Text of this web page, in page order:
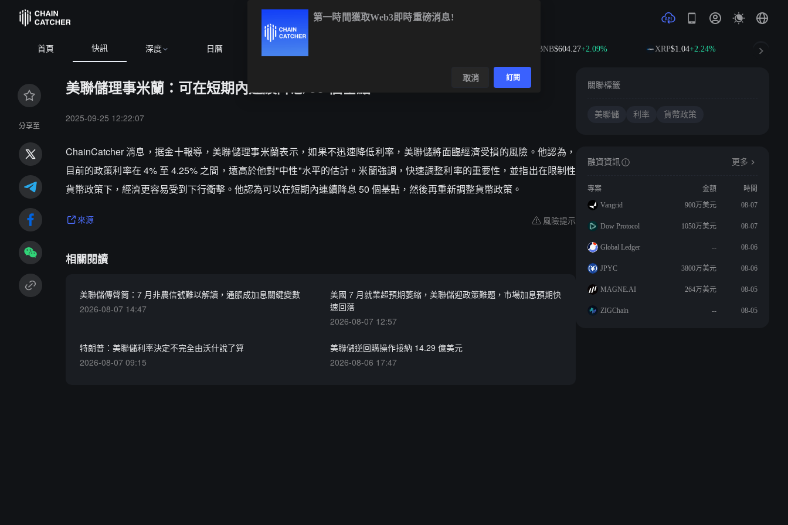
首頁 快訊 深度 日曆 BNB$604.27+2.09% XRP$1.04+2.24%
分享至
美聯儲理事米蘭：可在短期內連續降息 50 個基點
2025-09-25 12:22:07
ChainCatcher 消息，据金十報導，美聯儲理事米蘭表示，如果不迅速降低利率，美聯儲將面臨經濟受損的風險。他認為，
目前的政策利率在 4% 至 4.25% 之間，遠高於他對"中性"水平的估計。米蘭強調，快速調整利率的重要性，並指出在限制性
貨幣政策下，經濟更容易受到下行衝擊。他認為可以在短期內連續降息 50 個基點，然後再重新調整貨幣政策。
來源 風險提示
相關閱讀
美聯儲傳聲筒：7 月非農信號難以解讀，通脹成加息關鍵變數
2026-08-07 14:47
美國 7 月就業超預期萎縮，美聯儲迎政策難題，市場加息預期快
速回落
2026-08-07 12:57
特朗普：美聯儲利率決定不完全由沃什說了算
2026-08-07 09:15
美聯儲逆回購操作接納 14.29 億美元
2026-08-06 17:47
關聯標籤
美聯儲 利率 貨幣政策
融資資訊 更多
專案 金額
時間
Vangrid
900万美元 08-07
Dow Protocol 1050万美元 08-07
Global Ledger -- 08-06
JPYC 3800万美元 08-06
MAGNE.AI 264万美元 08-05
ZIGChain -- 08-05
第一時間獲取Web3即時重磅消息!
取消 訂閱